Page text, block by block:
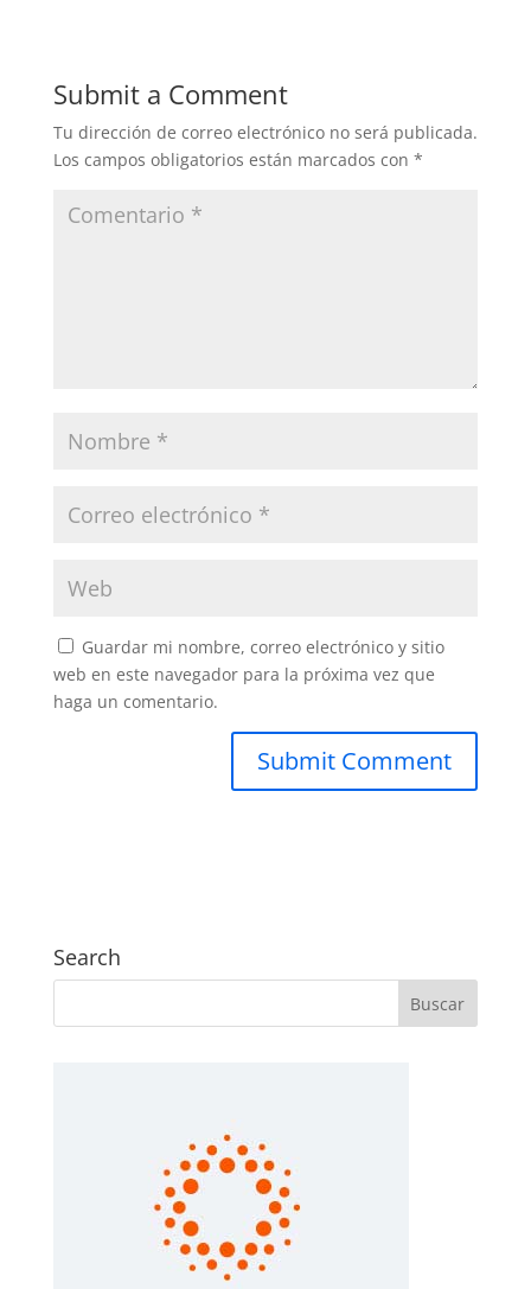
Submit a Comment
Tu dirección de correo electrónico no será publicada.
Los campos obligatorios están marcados con *
Guardar mi nombre, correo electrónico y sitio
web en este navegador para la próxima vez que
haga un comentario.
Search